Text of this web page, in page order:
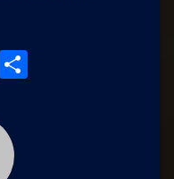
Pinterest